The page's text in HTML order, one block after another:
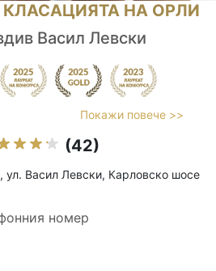
КЛАСАЦИЯТА НА ОРЛИ
Васил Левски
Покажи повече >>
(42)
ул. Васил Левски, Карловско шосе
номер